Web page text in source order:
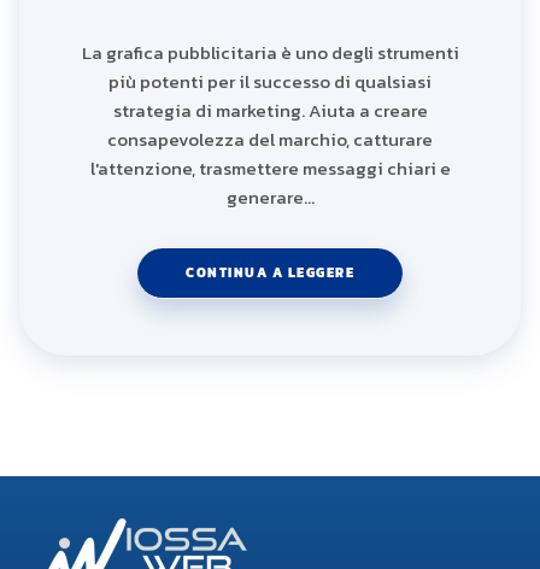
La grafica pubblicitaria è uno degli strumenti
più potenti per il successo di qualsiasi
strategia di marketing. Aiuta a creare
consapevolezza del marchio, catturare
l'attenzione, trasmettere messaggi chiari e
generare…
CONTINUA A LEGGERE